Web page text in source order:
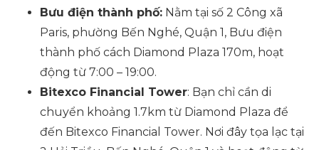
Bưu điện thành phố: Nằm tại số 2 Công xã
Paris, phường Bến Nghé, Quận 1, Bưu điện
thành phố cách Diamond Plaza 170m, hoạt
động từ 7:00 – 19:00.
Bitexco Financial Tower: Bạn chỉ cần di
chuyển khoảng 1.7km từ Diamond Plaza để
đến Bitexco Financial Tower. Nơi đây tọa lạc tại